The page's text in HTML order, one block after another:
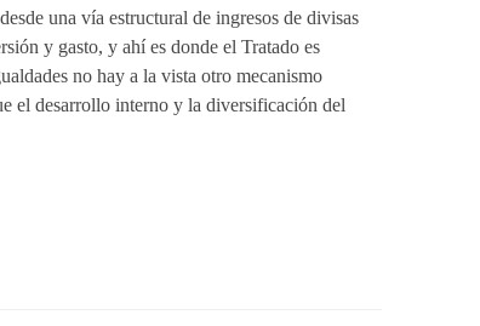
una vía estructural de ingresos de divisas
y gasto, y ahí es donde el Tratado es
no hay a la vista otro mecanismo
el desarrollo interno y la diversificación del